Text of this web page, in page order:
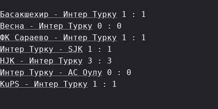
Басакшехир - Интер Турку 1 : 1
Весна - Интер Турку 0 : 0
ФК Сараево - Интер Турку 1 : 1
Интер Турку - SJK 1 : 1
HJK - Интер Турку 3 : 3
Интер Турку - AC Оулу 0 : 0
KuPS - Интер Турку 1 : 1